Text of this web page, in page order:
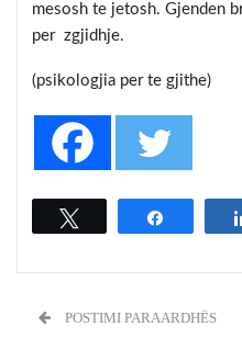
mesosh te jetosh. Gjenden
per zgjidhje.
(psikologjia per te gjithe)
POSTIMI PARAARDHËS